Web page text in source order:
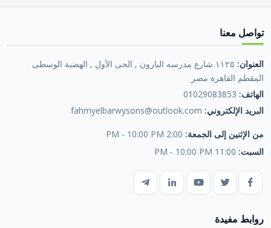
تواصل معنا
العنوان:
١١٢٥ شارع مدرسه البارون , الحى الأول , الهضبة الوسطى
المقطم القاهرة مصر
الهاتف: 01029083853
البريد الإلكتروني: fahmyelbarwysons@outlook.com
من الإثنين إلى الجمعة: 2:00 PM - 10:00 PM
السبت: 11:00 PM - 10:00 PM
روابط مفيدة